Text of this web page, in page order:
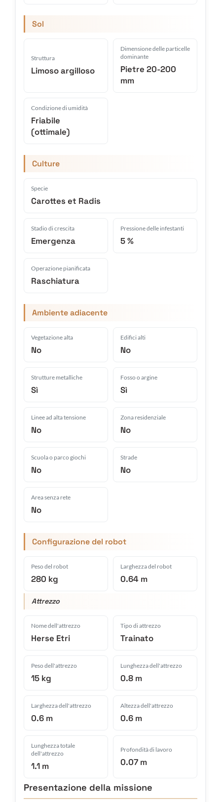
Sol
Struttura
Limoso argilloso
Dimensione delle particelle
dominante
Pietre 20-200
mm
Condizione di umidità
Friabile
(ottimale)
Culture
Specie
Carottes et Radis
Stadio di crescita
Emergenza
Pressione delle infestanti
5 %
Operazione pianificata
Raschiatura
Ambiente adiacente
Vegetazione alta
No
Edifici alti
No
Strutture metalliche
Sì
Fosso o argine
Sì
Linee ad alta tensione
No
Zona residenziale
No
Scuola o parco giochi
No
Strade
No
Area senza rete
No
Configurazione del robot
Peso del robot
280 kg
Larghezza del robot
0.64 m
Attrezzo
Nome dell'attrezzo
Herse Etri
Tipo di attrezzo
Trainato
Peso dell'attrezzo
15 kg
Lunghezza dell'attrezzo
0.8 m
Larghezza dell'attrezzo
0.6 m
Altezza dell'attrezzo
0.6 m
Lunghezza totale
dell'attrezzo
1.1 m
Profondità di lavoro
0.07 m
Presentazione della missione